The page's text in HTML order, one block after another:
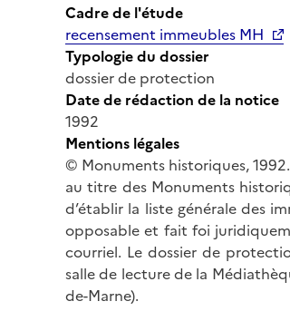
Cadre de l'étude
recensement immeubles MH
Typologie du dossier
dossier de protection
Date de rédaction de la notice
1992
Mentions légales
© Monuments historiques,
au titre des Monuments
d’établir la liste générale des
opposable et fait foi
courriel. Le dossier de
salle de lecture de la
de-Marne).